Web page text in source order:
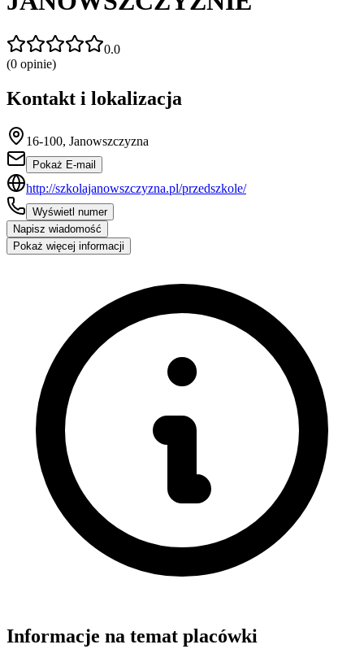
0.0
(0 opinie)
Kontakt i lokalizacja
16-100, Janowszczyzna
Pokaż E-mail
http://szkolajanowszczyzna.pl/przedszkole/
Wyświetl numer
Napisz wiadomość
Pokaż więcej informacji
Informacje na temat placówki